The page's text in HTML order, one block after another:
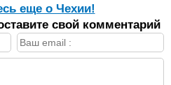
еще о Чехии!
свой комментарий